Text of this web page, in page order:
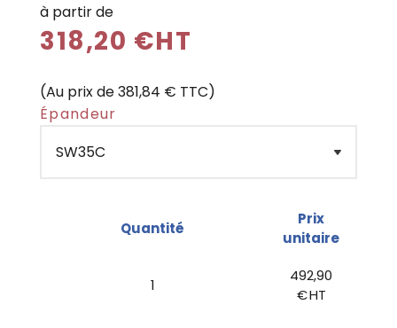
à partir de
318,20 €HT
(Au prix de 381,84 € TTC)
Épandeur
Quantité
Prix
unitaire
1
492,90
€ HT